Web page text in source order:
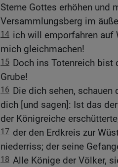
Sterne Gottes erhöhen und
Versammlungsberg im
14 ich will emporfahren auf
mich gleichmachen!
15 Doch ins Totenreich
Grube!
16 Die dich sehen, schauen
dich [und sagen]: Ist das
der Königreiche
17 der den Erdkreis zur
niederriss; der seine
18 Alle Könige der Völker,